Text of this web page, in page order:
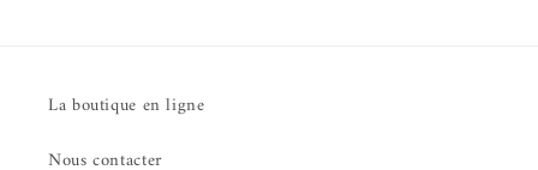
La boutique en ligne
Nous contacter